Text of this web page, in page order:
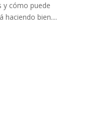
y cómo puede
haciendo bien....